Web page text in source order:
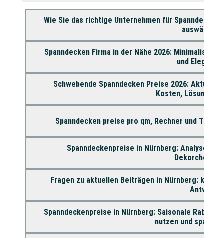
Wie Sie das richtige Unternehmen für
Spanndecken Firma in der Nähe 2026:
und
Schwebende Spanndecken Preise 2026:
Kosten,
Spanndecken preise pro qm, Rechner und
Spanndeckenpreise in Nürnberg:
Fragen zu aktuellen Beiträgen in Nürnberg:
Spanndeckenpreise in Nürnberg: Saisonale
nutzen und